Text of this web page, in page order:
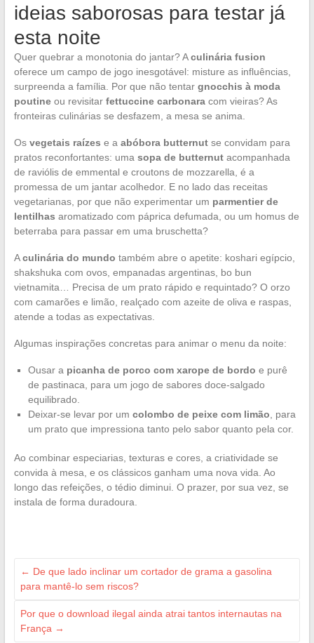
ideias saborosas para testar já
esta noite
Quer quebrar a monotonia do jantar? Aculinária fusion
oferece um campo de jogo inesgotável: misture as influências,
surpreenda a família. Por que não tentar gnocchis à moda
poutineou revisitar fettuccine carbonaracom vieiras? As
fronteiras culinárias se desfazem, a mesa se anima.
Os vegetais raízes e a abóbora butternutse convidam para
pratos reconfortantes: uma sopa de butternutacompanhada
de raviólis de emmental e croutons de mozzarella, é a
promessa de um jantar acolhedor. E no lado das receitas
vegetarianas, por que não experimentar um parmentier de
lentilhas aromatizado com páprica defumada, ou um homus de
beterraba para passar em uma bruschetta?
Aculinária do mundo também abre o apetite: koshari egípcio,
shakshuka com ovos, empanadas argentinas, bo bun
vietnamita… Precisa de um prato rápido e requintado? O orzo
com camarões e limão, realçado com azeite de oliva e raspas,
atende a todas as expectativas.
Algumas inspirações concretas para animar o menu da noite:
Ousar a picanha de porco com xarope de bordo e purê
de pastinaca, para um jogo de sabores doce-salgado
equilibrado.
Deixar-se levar por um colombo de peixe com limão , para
um prato que impressiona tanto pelo sabor quanto pela cor.
Ao combinar especiarias, texturas e cores, a criatividade se
convida à mesa, e os clássicos ganham uma nova vida. Ao
longo das refeições, o tédio diminui. O prazer, por sua vez, se
instala de forma duradoura.
← De que lado inclinar um cortador de grama a gasolina
para mantê-lo sem riscos?
Por que o download ilegal ainda atrai tantos internautas na
França →